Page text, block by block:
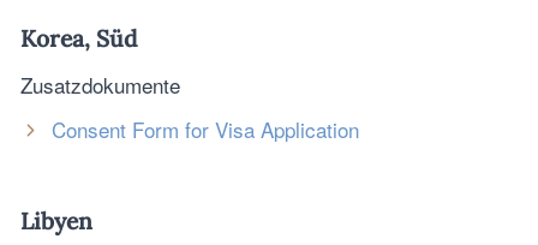
Korea, Süd
Zusatzdokumente
Consent Form for Visa Application
Libyen